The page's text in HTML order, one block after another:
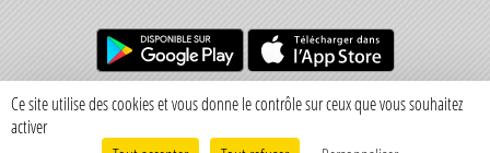
Charte cookies Gestion des cookies
Ce site utilise des cookies et vous donne le contrôle sur ceux que vous souhaitez
activer